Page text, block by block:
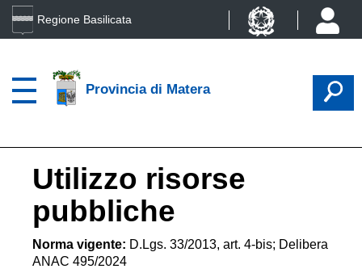
Regione Basilicata
Provincia di Matera
Utilizzo risorse
pubbliche
Norma vigente: D.Lgs. 33/2013, art. 4-bis; Delibera
ANAC 495/2024